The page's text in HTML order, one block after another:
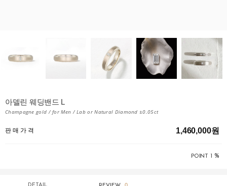
아델린 웨딩밴드 L
Champagne gold / for Men / Lab or Natural Diamond ±0.05ct
판 매 가 격 1,460,000원
POINT %